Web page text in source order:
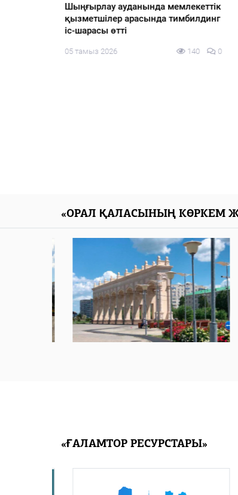
Шыңғырлау ауданында мемлекеттік
қызметшілер арасында тимбилдинг
іс-шарасы өтті
05 тамыз 2026 140 0
«ОРАЛ ҚАЛАСЫНЫҢ КӨРКЕМ
«ҒАЛАМТОР РЕСУРСТАРЫ»